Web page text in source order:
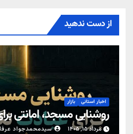
از دست ندهید
اخبار استانی بازار
روشنایی مسجد، امانتی
مرداد ۱۵, ۱۴۰۵ سیدمحمدجواد